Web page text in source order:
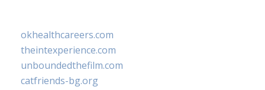
okhealthcareers.com
theintexperience.com
unboundedthefilm.com
catfriends-bg.org